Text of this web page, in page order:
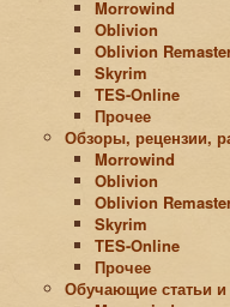
Morrowind
Oblivion
Oblivion
Skyrim
TES-Online
Прочее
Обзоры, рецензии,
Morrowind
Oblivion
Oblivion
Skyrim
TES-Online
Прочее
Обучающие статьи